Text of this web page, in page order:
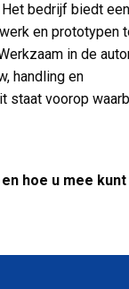
bedrijf biedt een
en prototypen
in de
handling en
staat voorop
hoe u mee kunt